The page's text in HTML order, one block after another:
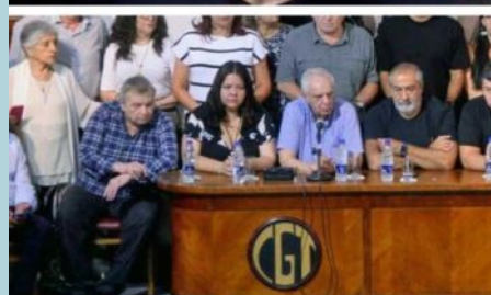
el
Senado